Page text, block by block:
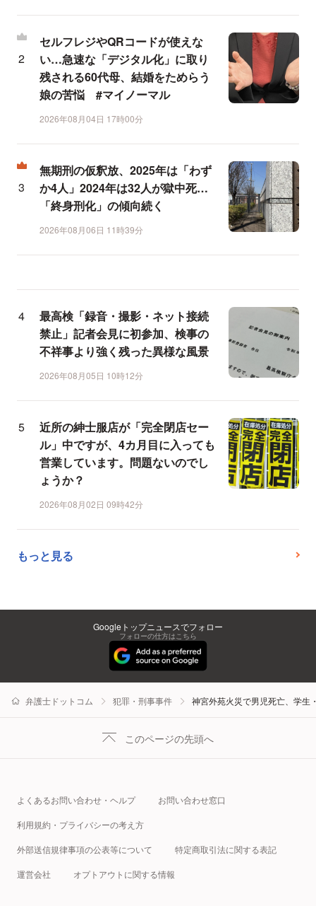
セルフレジやQRコードが使えな
い…急速な「デジタル化」に取り
残される60代母、結婚をためらう
娘の苦悩 #マイノーマル
2026年08月04日 17時00分
無期刑の仮釈放、2025年は「わず
か4人」2024年は32人が獄中死…
「終身刑化」の傾向続く
2026年08月06日 11時39分
最高検「録音・撮影・ネット接続
禁止」記者会見に初参加、検事の
不祥事より強く残った異様な風景
2026年08月05日 10時12分
近所の紳士服店が「完全閉店セー
ル」中ですが、4カ月目に入っても
営業しています。問題ないのでし
ょうか？
2026年08月02日 09時42分
もっと見る
Googleトップニュースでフォロー
フォローの仕方はこちら
弁護士ドットコム 犯罪・刑事事件 神宮外苑火災で男児死亡、学生
このページの先頭へ
よくあるお問い合わせ・ヘルプ お問い合わせ窓口
利用規約・プライバシーの考え方
外部送信規律事項の公表等について 特定商取引法に関する表記
運営会社 オプトアウトに関する情報